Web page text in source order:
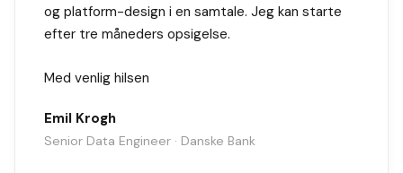
og platform-design i en samtale. Jeg kan starte
efter tre måneders opsigelse.
Med venlig hilsen
Emil Krogh
Senior Data Engineer · Danske Bank